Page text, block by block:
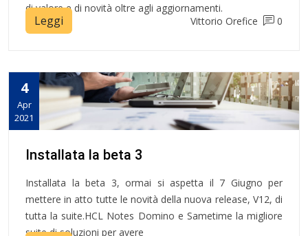
di valore e di novità oltre agli aggiornamenti.
Leggi Vittorio Orefice 0
4
Apr
2021
Installata la beta 3
Installata la beta 3, ormai si aspetta il 7 Giugno per
mettere in atto tutte le novità della nuova release, V12, di
tutta la suite.HCL Notes Domino e Sametime la migliore
suite di soluzioni per avere